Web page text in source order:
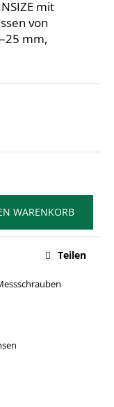
mit
von
mm,
WARENKORB
Teilen